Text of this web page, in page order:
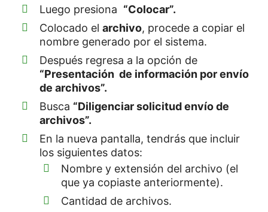
Luego presiona “Colocar”.
Colocado el archivo, procede a copiar el
nombre generado por el sistema.
Después regresa a la opción de
“Presentación de información por envío
de archivos”.
Busca “Diligenciar solicitud envío de
archivos”.
En la nueva pantalla, tendrás que incluir
los siguientes datos:
Nombre y extensión del archivo (el
que ya copiaste anteriormente).
Cantidad de archivos.